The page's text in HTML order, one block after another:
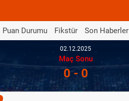
Puan Durumu Fikstür Son Haberler
02.12.2025
Maç Sonu
0 - 0